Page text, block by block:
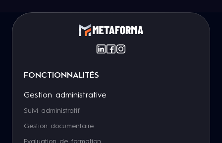
FONCTIONNALITÉS
Gestion administrative
Suivi administratif
Gestion documentaire
Evaluation de formation